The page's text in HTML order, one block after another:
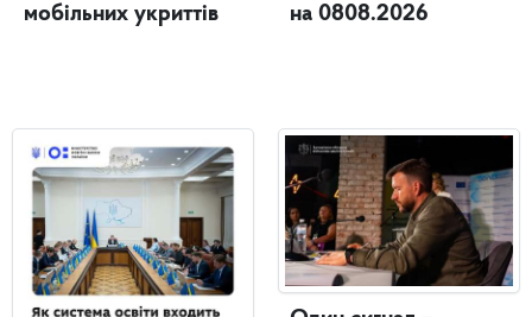
мобільних укриттів
на 0808.2026